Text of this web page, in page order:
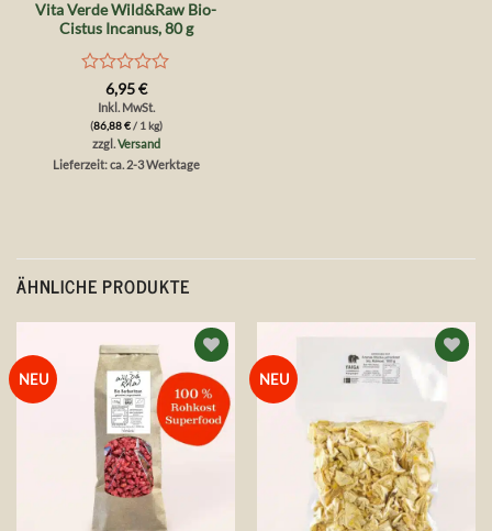
Vita Verde Wild&Raw Bio-
Cistus Incanus, 80 g
Bewertet
mit
0
von
6,95€
Inkl. MwSt.
(86,88€/ 1 kg)
zzgl.Versand
Lieferzeit: ca. 2-3 Werktage
ÄHNLICHE PRODUKTE
NEU
Auf die
Wunschliste
NEU